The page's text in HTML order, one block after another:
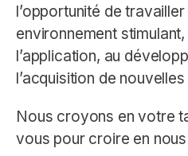
l’opportunité de travailler
environnement
l’application, au
l’acquisition de
Nous croyons en votre
vous pour croire en nous